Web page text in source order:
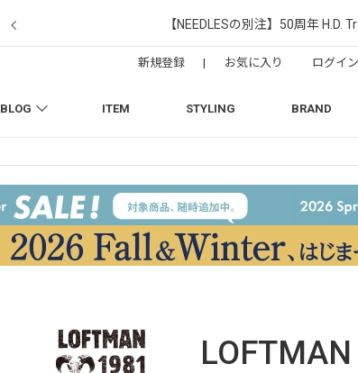
【NEEDLESの別注】50周年 H.D.
BLOG ITEM STYLING BRAND
新規登録 | お気に入り ログイン